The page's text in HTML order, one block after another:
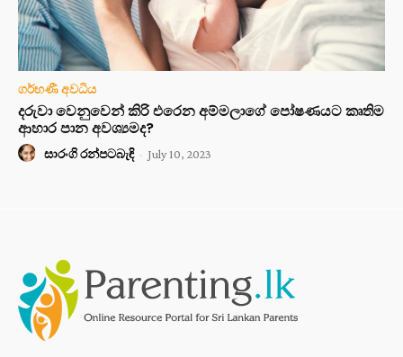
ගර්භණී අවධිය
දරුවා වෙනුවෙන් කිරි එරෙන අම්මලාගේ පෝෂණයට කෘතිම
ආහාර පාන අවශ්‍යමද?
සාරංගි රන්පටබැඳි - July 10, 2023